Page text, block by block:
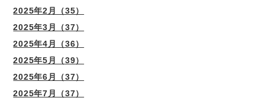
2025年2月（35）
2025年3月（37）
2025年4月（36）
2025年5月（39）
2025年6月（37）
2025年7月（37）